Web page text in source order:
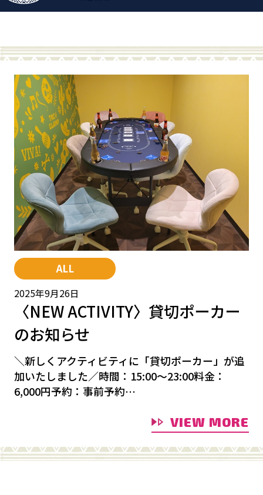
ALL
2025年9月26日
〈NEW ACTIVITY〉貸切ポーカー
のお知らせ
＼新しくアクティビティに「貸切ポーカー」が追
加いたしました／時間：15:00～23:00料金：
6,000円予約：事前予約…
VIEW MORE